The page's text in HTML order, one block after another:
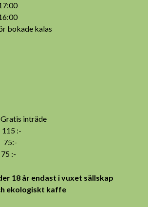
bokade kalas
inträde
:-
75:-
:-
18 år endast i vuxet sällskap
ekologiskt kaffe